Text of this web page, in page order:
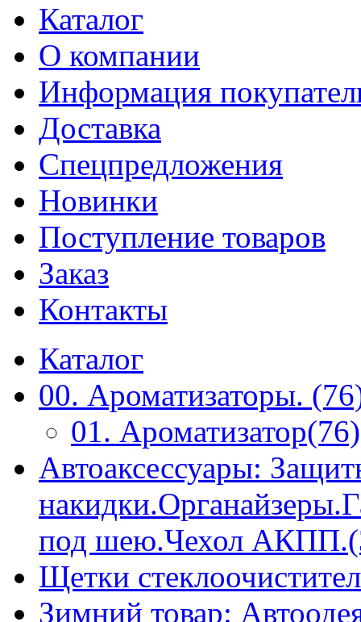
Каталог
О компании
Информация
Доставка
Спецпредложения
Новинки
Поступление товаров
Заказ
Контакты
Каталог
00. Ароматизаторы.
01. Ароматизатор(76)
Автоаксессуары:
под шею.Чехол
Щетки
Зимний товар: